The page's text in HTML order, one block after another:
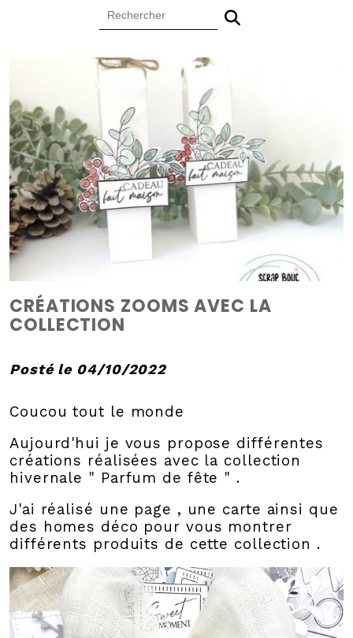
CRÉATIONS ZOOMS AVEC LA
COLLECTION
Posté le 04/10/2022
Coucou tout le monde
Aujourd'hui je vous propose différentes
créations réalisées avec la collection
hivernale " Parfum de fête " .
J'ai réalisé une page , une carte ainsi que
des homes déco pour vous montrer
différents produits de cette collection .